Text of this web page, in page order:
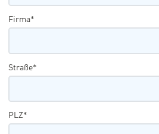
Firma*
Straße*
PLZ*